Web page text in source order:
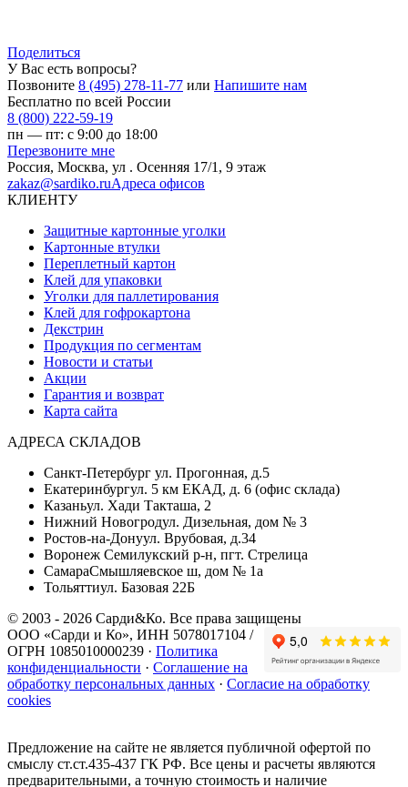
Поделиться
У Вас есть вопросы?
Позвоните 8 (495) 278-11-77 или Напишите нам
Бесплатно по всей России
8 (800) 222-59-19
пн — пт: с 9:00 до 18:00
Перезвоните мне
Россия, Москва, ул . Осенняя 17/1, 9 этаж
zakaz@sardiko.ruАдреса офисов
КЛИЕНТУ
Защитные картонные уголки
Картонные втулки
Переплетный картон
Клей для упаковки
Уголки для паллетирования
Клей для гофрокартона
Декстрин
Продукция по сегментам
Новости и статьи
Акции
Гарантия и возврат
Карта сайта
АДРЕСА СКЛАДОВ
Санкт-Петербург ул. Прогонная, д.5
Екатеринбургул. 5 км ЕКАД, д. 6 (офис склада)
Казаньул. Хади Такташа, 2
Нижний Новогродул. Дизельная, дом № 3
Ростов-на-Донуул. Врубовая, д.34
Воронеж Семилукский р-н, пгт. Стрелица
СамараСмышляевское ш, дом № 1а
Тольяттиул. Базовая 22Б
© 2003 - 2026 Сарди&Ко. Все права защищены
ООО «Сарди и Ко», ИНН 5078017104 /
ОГРН 1085010000239 · Политика
конфиденциальности · Соглашение на
обработку персональных данных · Согласие на обработку
cookies
Предложение на сайте не является публичной офертой по
смыслу ст.ст.435-437 ГК РФ. Все цены и расчеты являются
предварительными, а точную стоимость и наличие